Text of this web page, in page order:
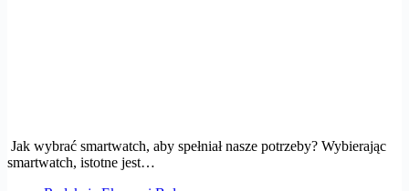
Jak wybrać smartwatch, aby spełniał nasze potrzeby? Wybierając
smartwatch, istotne jest…